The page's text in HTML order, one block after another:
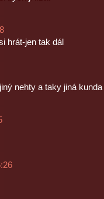
hrát-jen tak dál
nehty a taky jiná